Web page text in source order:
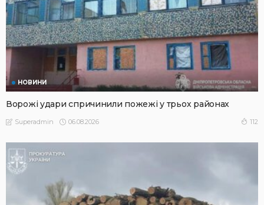
НОВИНИ
Ворожі удари спричинили пожежі у трьох районах
Superadmin 06.08.2026 112